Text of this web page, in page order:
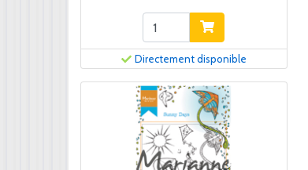
Directement disponible